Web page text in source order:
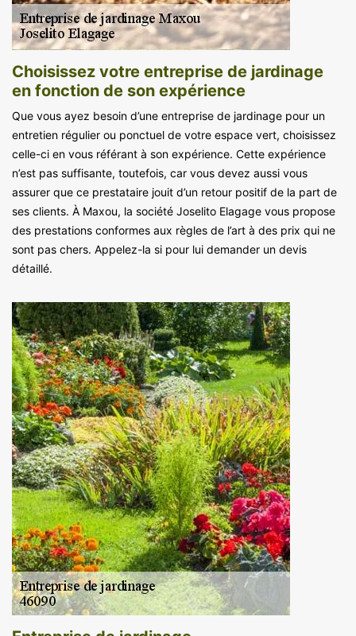
Choisissez votre entreprise de jardinage
en fonction de son expérience
Que vous ayez besoin d’une entreprise de jardinage pour un
entretien régulier ou ponctuel de votre espace vert, choisissez
celle-ci en vous référant à son expérience. Cette expérience
n’est pas suffisante, toutefois, car vous devez aussi vous
assurer que ce prestataire jouit d’un retour positif de la part de
ses clients. À Maxou, la société Joselito Elagage vous propose
des prestations conformes aux règles de l’art à des prix qui ne
sont pas chers. Appelez-la si pour lui demander un devis
détaillé.